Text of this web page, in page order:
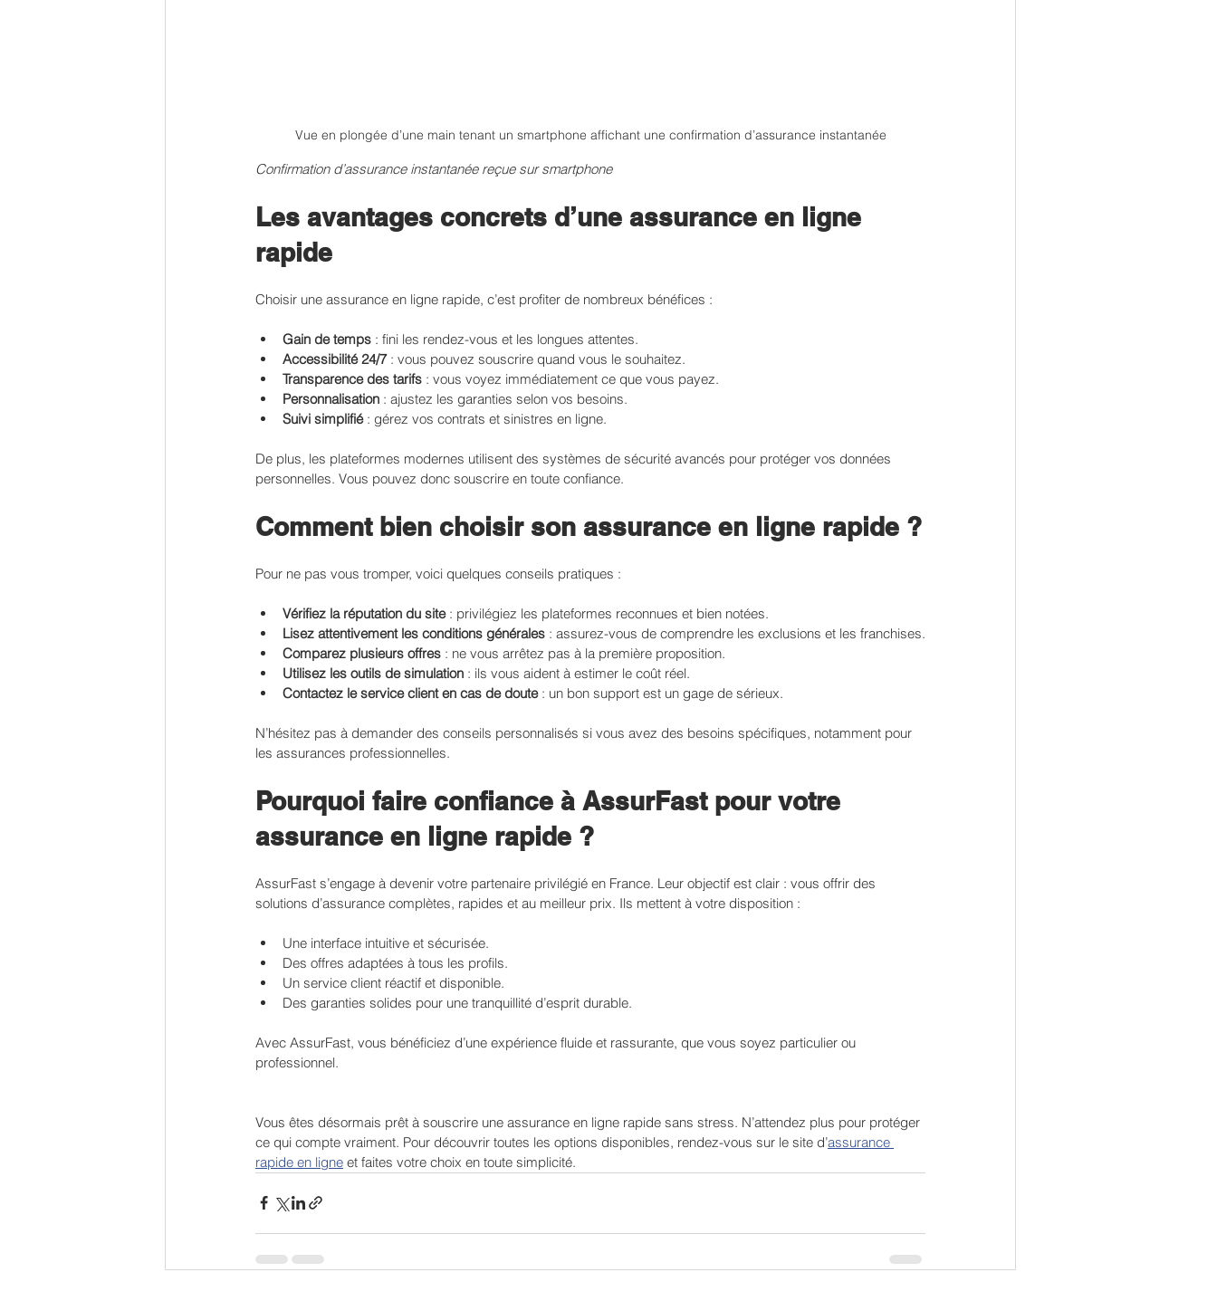
Vue en plongée d’une main tenant un smartphone affichant une confirmation d’assurance instantanée
Confirmation d’assurance instantanée reçue sur smartphone
Les avantages concrets d’une assurance en ligne
rapide
Choisir une assurance en ligne rapide, c’est profiter de nombreux bénéfices :
Gain de temps : fini les rendez-vous et les longues attentes.
Accessibilité 24/7 : vous pouvez souscrire quand vous le souhaitez.
Transparence des tarifs : vous voyez immédiatement ce que vous payez.
Personnalisation : ajustez les garanties selon vos besoins.
Suivi simplifié : gérez vos contrats et sinistres en ligne.
De plus, les plateformes modernes utilisent des systèmes de sécurité avancés pour protéger vos données
personnelles. Vous pouvez donc souscrire en toute confiance.
Comment bien choisir son assurance en ligne rapide ?
Pour ne pas vous tromper, voici quelques conseils pratiques :
Vérifiez la réputation du site : privilégiez les plateformes reconnues et bien notées.
Lisez attentivement les conditions générales : assurez-vous de comprendre les exclusions et les franchises.
Comparez plusieurs offres : ne vous arrêtez pas à la première proposition.
Utilisez les outils de simulation : ils vous aident à estimer le coût réel.
Contactez le service client en cas de doute : un bon support est un gage de sérieux.
N’hésitez pas à demander des conseils personnalisés si vous avez des besoins spécifiques, notamment pour
les assurances professionnelles.
Pourquoi faire confiance à AssurFast pour votre
assurance en ligne rapide ?
AssurFast s’engage à devenir votre partenaire privilégié en France. Leur objectif est clair : vous offrir des
solutions d’assurance complètes, rapides et au meilleur prix. Ils mettent à votre disposition :
Une interface intuitive et sécurisée.
Des offres adaptées à tous les profils.
Un service client réactif et disponible.
Des garanties solides pour une tranquillité d’esprit durable.
Avec AssurFast, vous bénéficiez d’une expérience fluide et rassurante, que vous soyez particulier ou
professionnel.
Vous êtes désormais prêt à souscrire une assurance en ligne rapide sans stress. N’attendez plus pour protéger
ce qui compte vraiment. Pour découvrir toutes les options disponibles, rendez-vous sur le site d’assurance
rapide en ligne et faites votre choix en toute simplicité.